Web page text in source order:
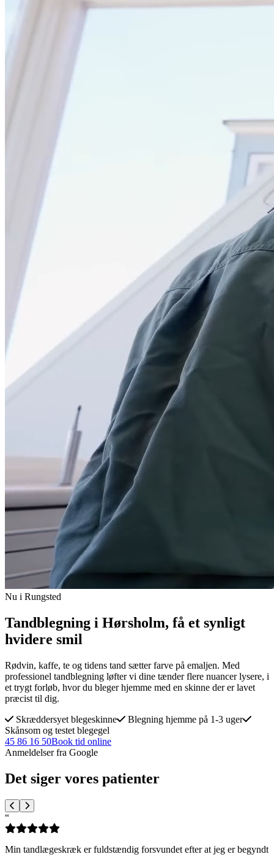
Nu i Rungsted
Tandblegning i Hørsholm, få et synligt
hvidere smil
Rødvin, kaffe, te og tidens tand sætter farve på emaljen. Med
professionel tandblegning løfter vi dine tænder flere nuancer lysere, i
et trygt forløb, hvor du bleger hjemme med en skinne der er lavet
præcist til dig.
Skræddersyet blegeskinne
Blegning hjemme på 1-3 uger
Skånsom og testet blegegel
45 86 16 50Book tid online
Anmeldelser fra Google
Det siger vores patienter
“
Min tandlægeskræk er fuldstændig forsvundet efter at jeg er begyndt